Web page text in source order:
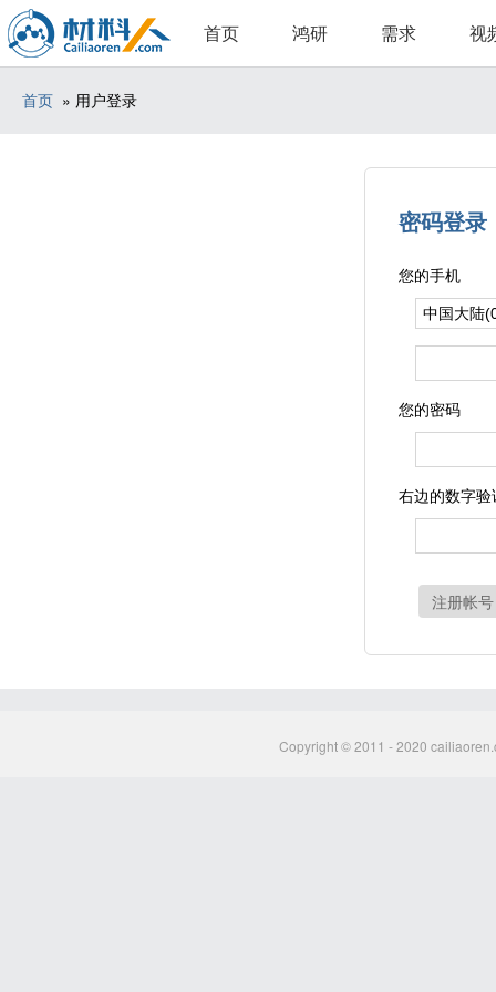
首页 鸿研 需求 视
首页 » 用户登录
密码登录
您的手机
您的密码
右边的数字验
注册帐号
Copyright © 2011 - 2020